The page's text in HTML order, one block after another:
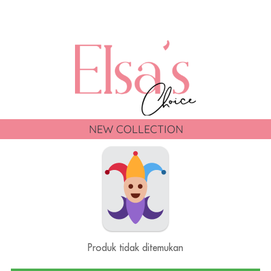
NEW COLLECTION
Produk tidak ditemukan